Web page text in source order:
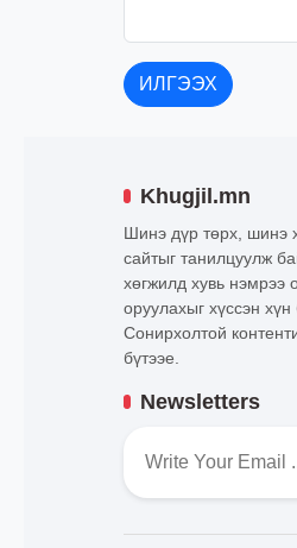
ИЛГЭЭХ
Khugjil.mn
Шинэ дүр төрх, шинэ
сайтыг танилцуулж
хөгжилд хувь нэмрээ
оруулахыг хүссэн хүн
Сонирхолтой
бүтээе.
Newsletters